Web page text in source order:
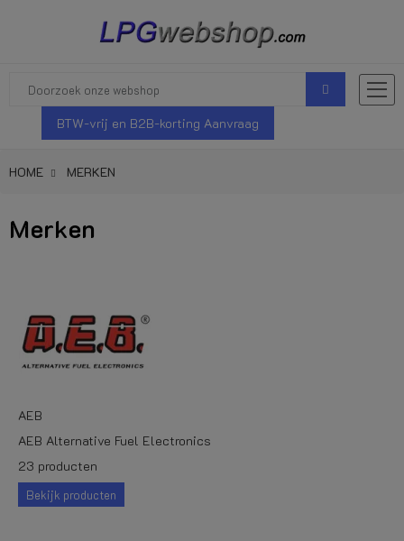
BTW-vrij en B2B-korting Aanvraag
HOME MERKEN
Merken
AEB
AEB Alternative Fuel Electronics
23 producten
Bekijk producten